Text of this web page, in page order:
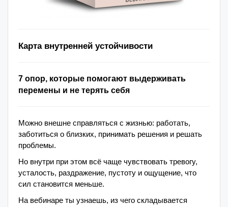
Карта внутренней устойчивости
7 опор, которые помогают выдерживать
перемены и не терять себя
Можно внешне справляться с жизнью: работать,
заботиться о близких, принимать решения и решать
проблемы.
Но внутри при этом всё чаще чувствовать тревогу,
усталость, раздражение, пустоту и ощущение, что
сил становится меньше.
На вебинаре ты узнаешь, из чего складывается